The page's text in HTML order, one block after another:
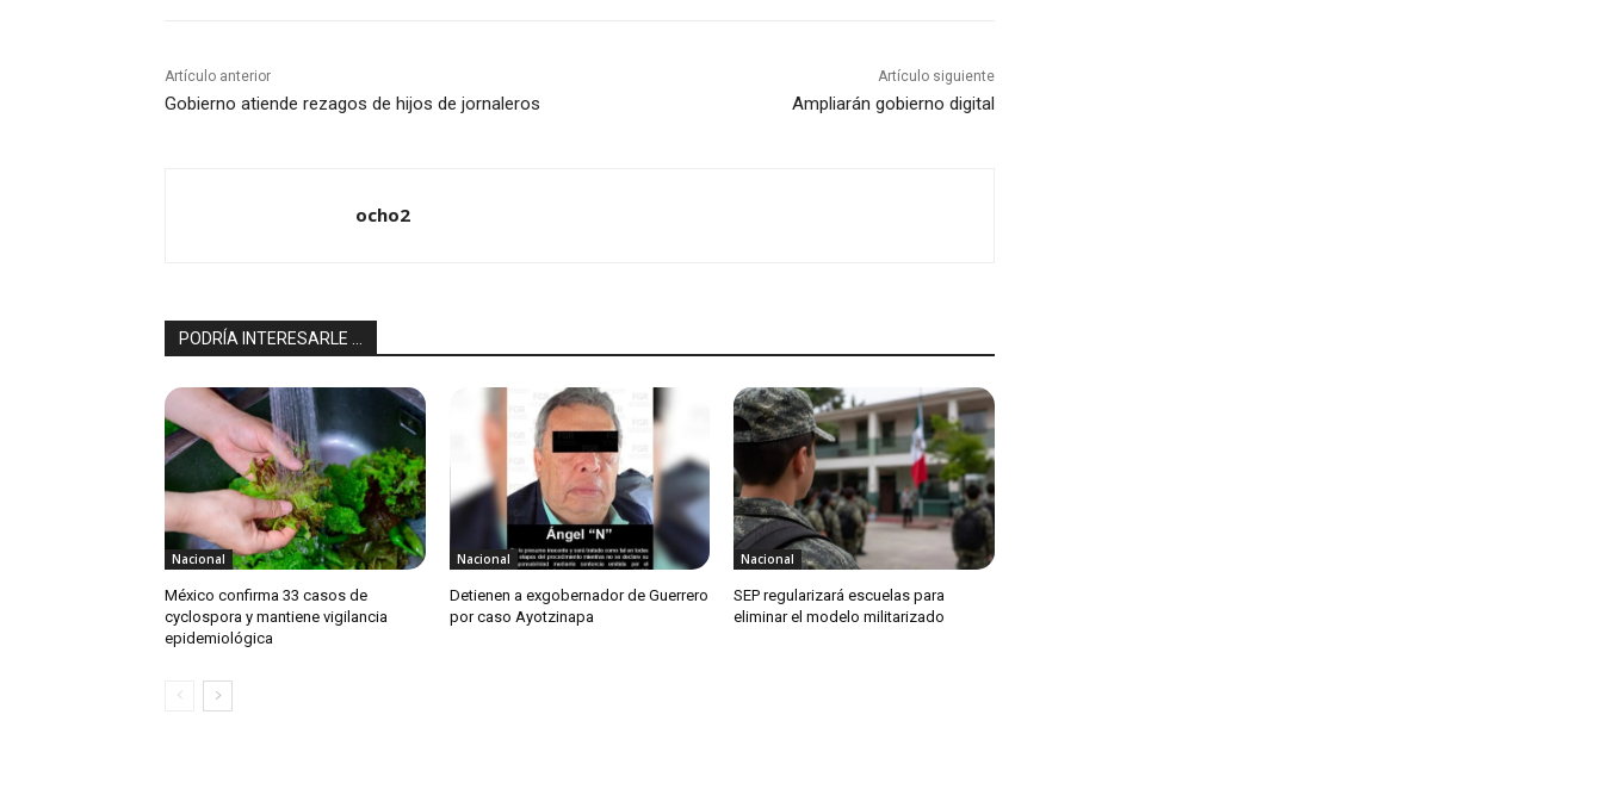
Artículo anterior
Gobierno atiende rezagos de hijos de jornaleros
Artículo siguiente
Ampliarán gobierno digital
ocho2
PODRÍA INTERESARLE ...
Nacional
México confirma 33 casos de
cyclospora y mantiene vigilancia
epidemiológica
Nacional
Detienen a exgobernador de Guerrero
por caso Ayotzinapa
Nacional
SEP regularizará escuelas para
eliminar el modelo militarizado